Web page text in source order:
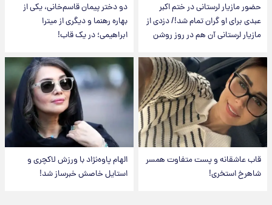
حضور مازیار لرستانی در ختم اکبر
عبدی برای او گران تمام شد!/ دزدی از
مازیار لرستانی آن هم در روز روشن
دو دختر پیمان قاسم‌خانی، یکی از
بهاره رهنما و دیگری از میترا
ابراهیمی؛ در یک قاب!
قاب عاشقانه و پست متفاوت همسر
شاهرخ استخری!
الهام پاوه‌نژاد با ورزش لاکچری و
استایل خاصش خبرساز شد!